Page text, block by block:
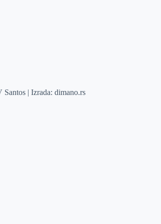
Santos | Izrada:dimano.rs